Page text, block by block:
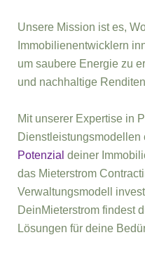
Unsere Mission ist es,
Immobilienentwicklern
um saubere Energie zu
und nachhaltige
Mit unserer Expertise in
Potenzial deiner
das Mieterstrom
Verwaltungsmodell
DeinMieterstrom findest
Lösungen für deine